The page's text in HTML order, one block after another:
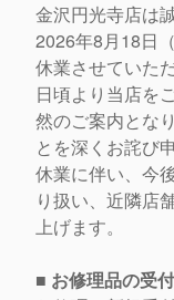
金沢円光寺店は
2026年8月18日
休業させていた
日頃より当店を
然のご案内となり
とを深くお詫び
休業に伴い、今
り扱い、 近隣店
上げます。
■ お修理品の受